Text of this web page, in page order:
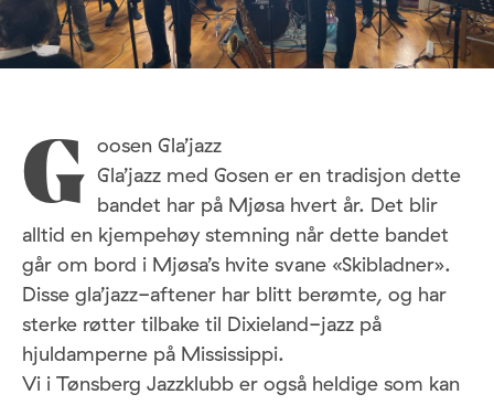
G oosen Gla’jazz
Gla’jazz med Gosen er en tradisjon dette
bandet har på Mjøsa hvert år. Det blir
alltid en kjempehøy stemning når dette bandet
går om bord i Mjøsa’s hvite svane «Skibladner».
Disse gla’jazz-aftener har blitt berømte, og har
sterke røtter tilbake til Dixieland-jazz på
hjuldamperne på Mississippi.
Vi i Tønsberg Jazzklubb er også heldige som kan